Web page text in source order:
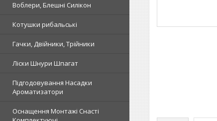
Воблери, Блешні Силікон
Котушки рибальські
Гачки, Двійники, Трійники
Ліски Шнури Шпагат
Підгодовування Насадки
Ароматизатори
Оснащення Монтажі Снасті